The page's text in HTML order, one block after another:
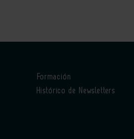
Formación
Histórico de Newsletters